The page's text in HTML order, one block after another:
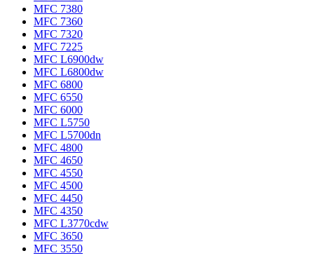
MFC 7380
MFC 7360
MFC 7320
MFC 7225
MFC L6900dw
MFC L6800dw
MFC 6800
MFC 6550
MFC 6000
MFC L5750
MFC L5700dn
MFC 4800
MFC 4650
MFC 4550
MFC 4500
MFC 4450
MFC 4350
MFC L3770cdw
MFC 3650
MFC 3550